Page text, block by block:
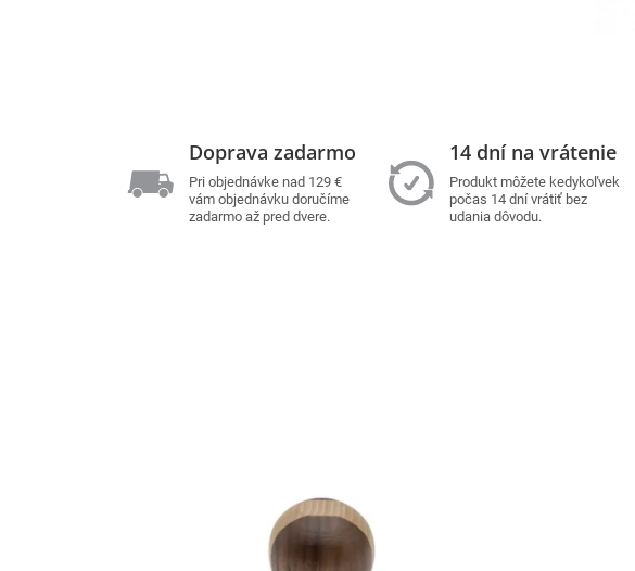
Doprava zadarmo
Pri objednávke nad 129 €
vám objednávku doručíme
zadarmo až pred dvere.
14 dní na vrátenie
Produkt môžete kedykoľvek
počas 14 dní vrátiť bez
udania dôvodu.